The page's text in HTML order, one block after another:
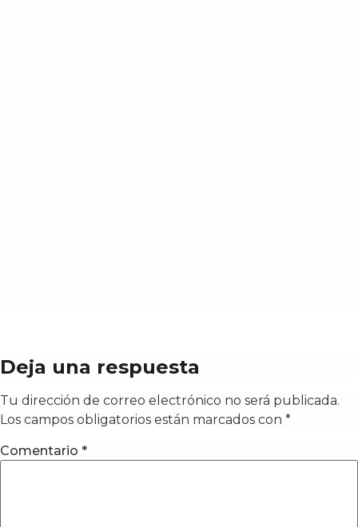
Deja una respuesta
Tu dirección de correo electrónico no será publicada.
Los campos obligatorios están marcados con *
Comentario *